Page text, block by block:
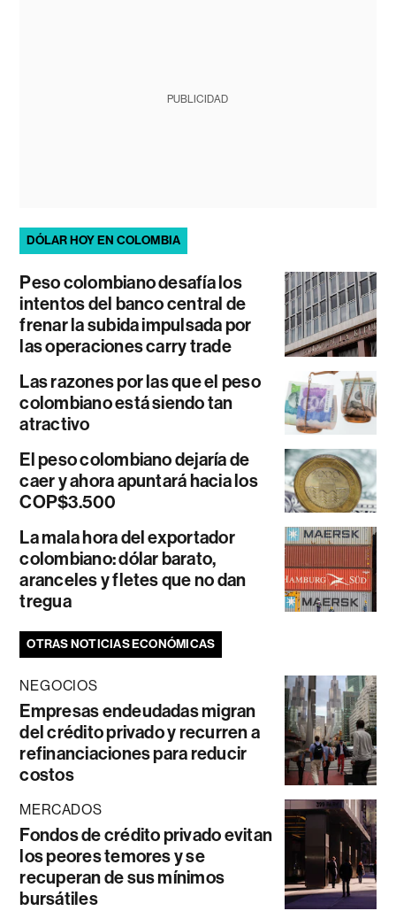
PUBLICIDAD
DÓLAR HOY EN COLOMBIA
Peso colombiano desafía los
intentos del banco central de
frenar la subida impulsada por
las operaciones carry trade
Las razones por las que el peso
colombiano está siendo tan
atractivo
El peso colombiano dejaría de
caer y ahora apuntará hacia los
COP$3.500
La mala hora del exportador
colombiano: dólar barato,
aranceles y fletes que no dan
tregua
OTRAS NOTICIAS ECONÓMICAS
NEGOCIOS
Empresas endeudadas migran
del crédito privado y recurren a
refinanciaciones para reducir
costos
MERCADOS
Fondos de crédito privado evitan
los peores temores y se
recuperan de sus mínimos
bursátiles